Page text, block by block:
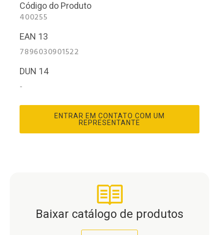
Código do Produto
400255
EAN 13
7896030901522
DUN 14
-
ENTRAR EM CONTATO COM UM
REPRESENTANTE
Baixar catálogo de produtos